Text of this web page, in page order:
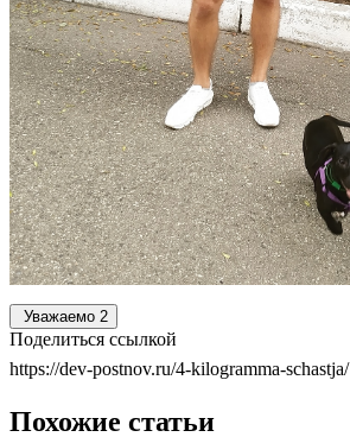
Уважаемо 2
Поделиться ссылкой
https://dev-postnov.ru/4-kilogramma-schastja/
Похожие статьи